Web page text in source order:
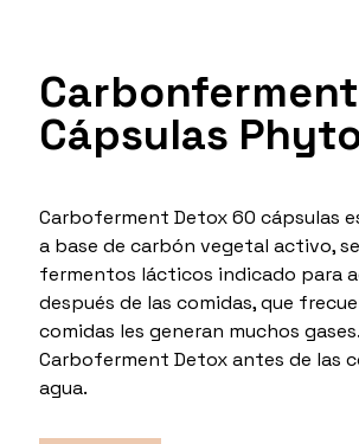
Cápsulas
Carboferment Detox 60 cápsulas
a base de carbón vegetal activo,
fermentos lácticos indicado para
después de las comidas, que
comidas les generan muchos
Carboferment Detox antes de las
agua.